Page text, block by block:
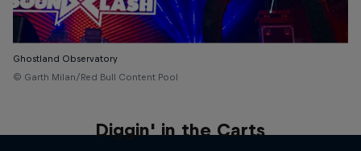
Ghostland Observatory
© Garth Milan/Red Bull Content Pool
Diggin' in the Carts